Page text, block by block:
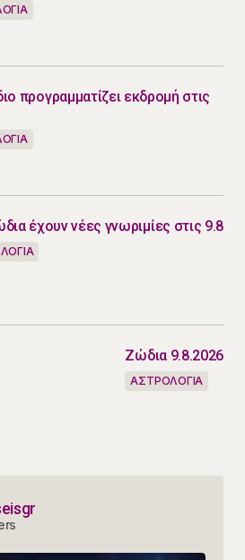
προγραμματίζει εκδρομή στις
έχουν νέες γνωριμίες στις 9.8
Ζώδια 9.8.2026
ΑΣΤΡΟΛΟΓΙΑ